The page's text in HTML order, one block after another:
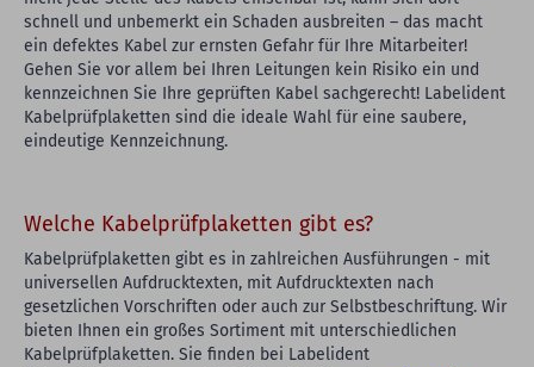
schnell und unbemerkt ein Schaden ausbreiten – das macht
ein defektes Kabel zur ernsten Gefahr für Ihre Mitarbeiter!
Gehen Sie vor allem bei Ihren Leitungen kein Risiko ein und
kennzeichnen Sie Ihre geprüften Kabel sachgerecht! Labelident
Kabelprüfplaketten sind die ideale Wahl für eine saubere,
eindeutige Kennzeichnung.
Welche Kabelprüfplaketten gibt es?
Kabelprüfplaketten gibt es in zahlreichen Ausführungen - mit
universellen Aufdrucktexten, mit Aufdrucktexten nach
gesetzlichen Vorschriften oder auch zur Selbstbeschriftung. Wir
bieten Ihnen ein großes Sortiment mit unterschiedlichen
Kabelprüfplaketten. Sie finden bei Labelident